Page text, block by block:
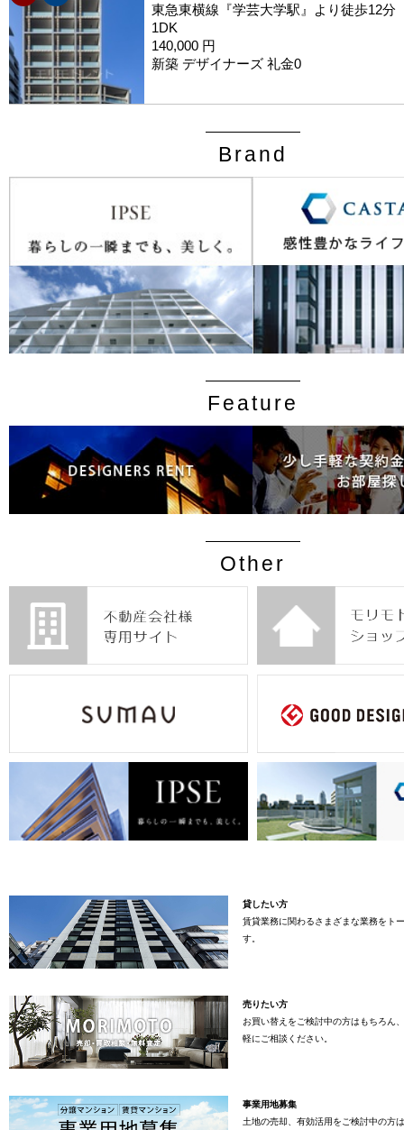
東急東横線『学芸大学駅』より徒歩12分
1DK
140,000 円
新築 デザイナーズ 礼金0
Brand
Feature
Other
貸したい方
賃貸業務に関わるさまざまな業務をト
す。
売りたい方
お買い替えをご検討中の方はもちろん
軽にご相談ください。
事業用地募集
土地の売却、有効活用をご検討中の方